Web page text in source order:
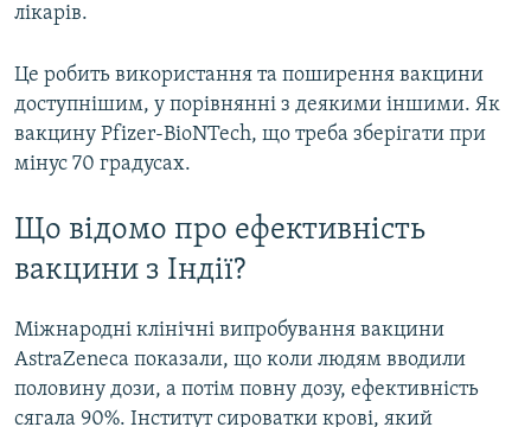
лікарів.
Це робить використання та поширення вакцини
доступнішим, у порівнянні з деякими іншими. Як
вакцину Pfizer-BioNTech, що треба зберігати при
мінус 70 градусах.
Що відомо про ефективність
вакцини з Індії?
Міжнародні клінічні випробування вакцини
AstraZeneca показали, що коли людям вводили
половину дози, а потім повну дозу, ефективність
сягала 90%. Інститут сироватки крові, який